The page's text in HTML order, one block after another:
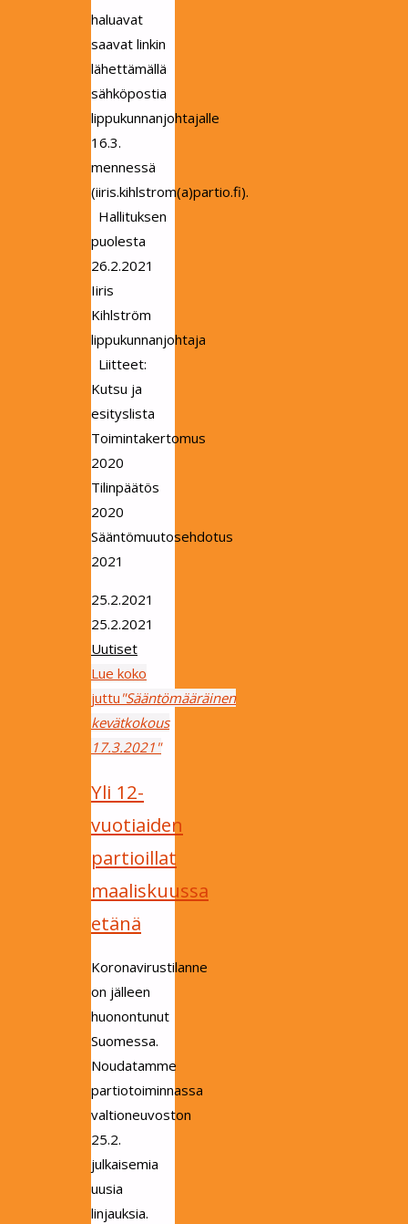
haluavat
saavat linkin
lähettämällä
sähköpostia
lippukunnanjohtajalle
16.3.
mennessä
(iiris.kihlstrom(a)partio.fi).
Hallituksen
puolesta
26.2.2021
Iiris
Kihlström
lippukunnanjohtaja
Liitteet:
Kutsu ja
esityslista
Toimintakertomus
2020
Tilinpäätös
2020
Sääntömuutosehdotus
2021
25.2.2021
25.2.2021
Uutiset
Lue koko
juttu "Sääntömääräinen
kevätkokous
17.3.2021"
Yli 12-
vuotiaiden
partioillat
maaliskuussa
etänä
Koronavirustilanne
on jälleen
huonontunut
Suomessa.
Noudatamme
partiotoiminnassa
valtioneuvoston
25.2.
julkaisemia
uusia
linjauksia.